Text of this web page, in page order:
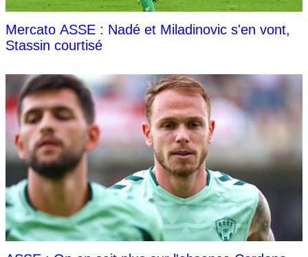
Mercato ASSE : Nadé et Miladinovic s'en vont,
Stassin courtisé